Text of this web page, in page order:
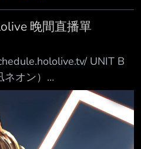
晚間直播單
UNIT B
オン）
watch?
ステル・レダ 等多人 腐蝕
watch?
羅羅薇薇 Final Fantasy